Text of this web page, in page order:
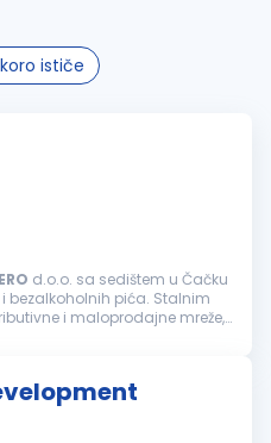
ističe
d.o.o. sa sedištem u Čačku
bezalkoholnih pića. Stalnim
i maloprodajne mreže,